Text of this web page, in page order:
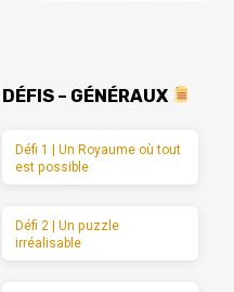
DÉFIS – GÉNÉRAUX
Défi 1 | Un Royaume où tout
est possible
Défi 2 | Un puzzle
irréalisable